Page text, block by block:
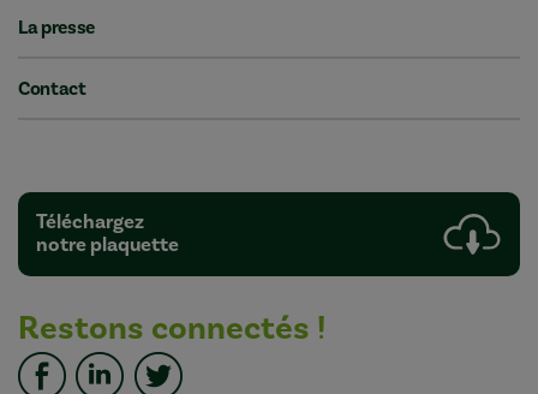
La presse
Contact
Téléchargez
notre plaquette
Restons connectés !